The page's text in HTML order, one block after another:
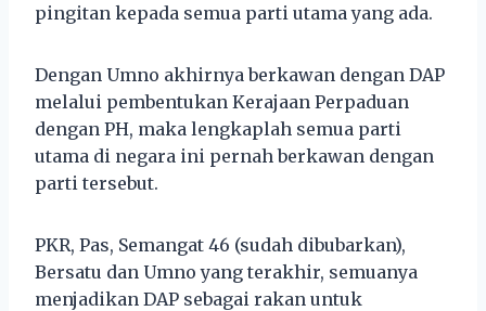
pingitan kepada semua parti utama yang ada.
Dengan Umno akhirnya berkawan dengan DAP
melalui pembentukan Kerajaan Perpaduan
dengan PH, maka lengkaplah semua parti
utama di negara ini pernah berkawan dengan
parti tersebut.
PKR, Pas, Semangat 46 (sudah dibubarkan),
Bersatu dan Umno yang terakhir, semuanya
menjadikan DAP sebagai rakan untuk